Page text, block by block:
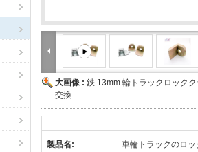
大画像 : 鉄 13mm 輪トラックロック
交換
製品名: 車輪トラックのロ